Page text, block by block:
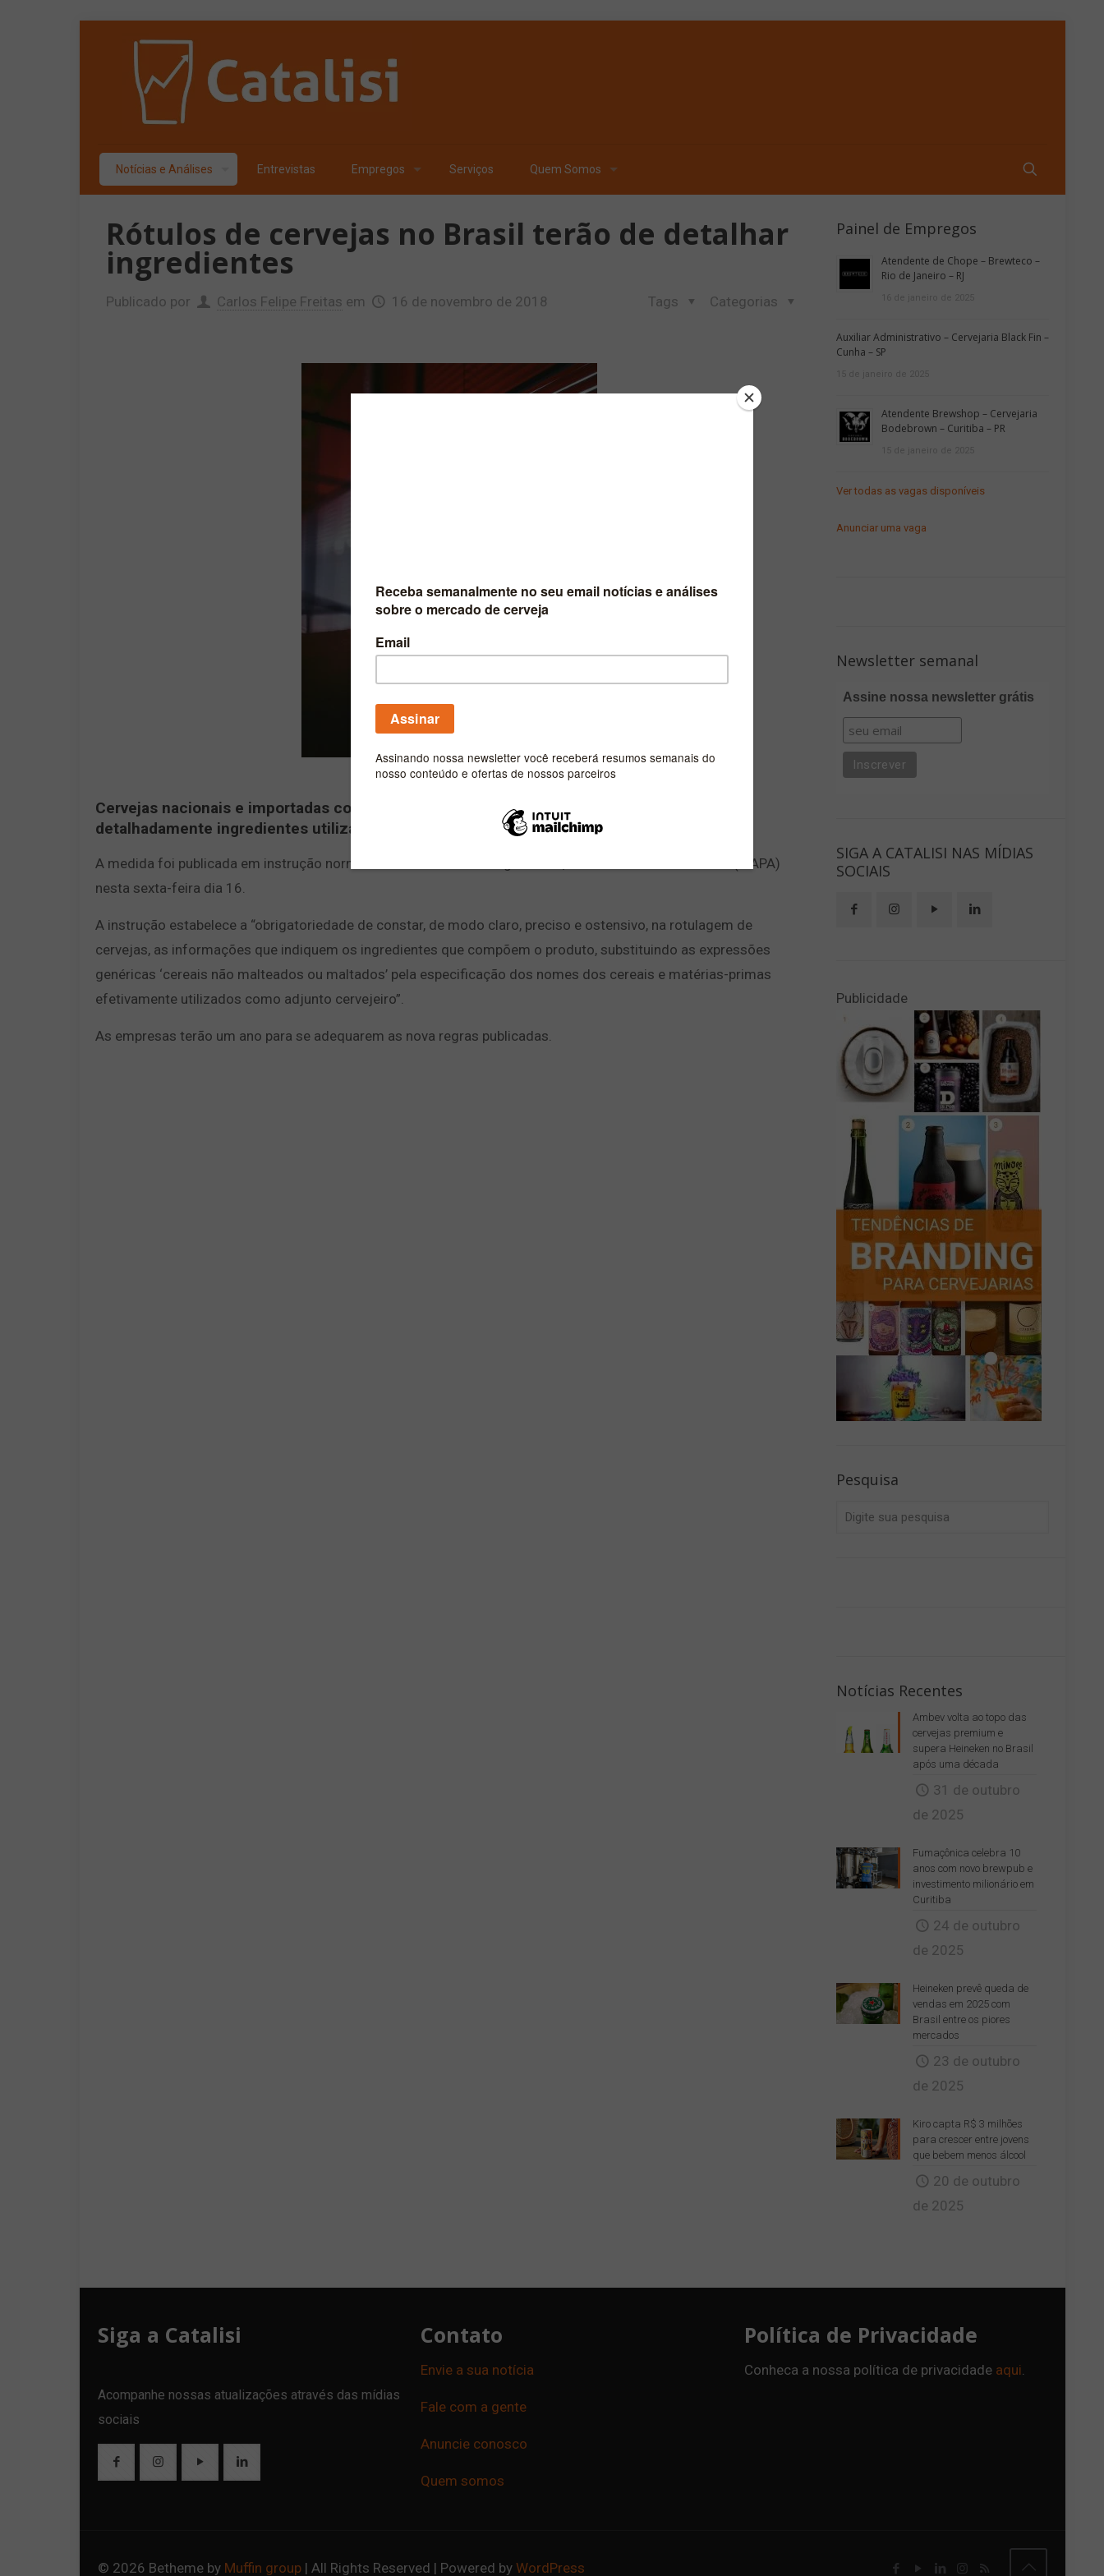
Notícias e Análises Entrevistas Empregos Serviços Quem Somos
Rótulos de cervejas no Brasil terão de detalhar
ingredientes
Publicado por Carlos Felipe Freitas em 16 de novembro de 2018 Categorias
Tags
Cervejas nacionais e importadas comercializadas no Brasil terão de apresentar mais
detalhadamente ingredientes utilizados.
A medida foi publicada em instrução normativa do Ministério da Agricultura, Pecuária e Abastecimento (MAPA)
nesta sexta-feira dia 16.
A instrução estabelece a “obrigatoriedade de constar, de modo claro, preciso e ostensivo, na rotulagem de
cervejas, as informações que indiquem os ingredientes que compõem o produto, substituindo as expressões
genéricas ‘cereais não malteados ou maltados’ pela especificação dos nomes dos cereais e matérias-primas
efetivamente utilizados como adjunto cervejeiro”.
As empresas terão um ano para se adequarem as nova regras publicadas.
Painel de Empregos
Atendente de Chope – Brewteco –
Rio de Janeiro – RJ
Auxiliar Administrativo – Cervejaria Black Fin –
Cunha – SP
Atendente Brewshop – Cervejaria
Bodebrown – Curitiba – PR
Ver todas as vagas disponíveis
Anunciar uma vaga
Newsletter semanal
Assine nossa newsletter grátis
SIGA A CATALISI NAS MÍDIAS
SOCIAIS
Publicidade
Pesquisa
Notícias Recentes
Ambev volta ao topo das
cervejas premium e
supera Heineken no Brasil
após uma década
31 de outubro
de 2025
Fumaçônica celebra 10
anos com novo brewpub e
investimento milionário em
Curitiba
24 de outubro
de 2025
Heineken prevê queda de
vendas em 2025 com
Brasil entre os piores
mercados
23 de outubro
de 2025
Kiro capta R$ 3 milhões
para crescer entre jovens
que bebem menos álcool
20 de outubro
de 2025
Siga a Catalisi
Acompanhe nossas atualizações através das mídias
sociais
Contato
Envie a sua notícia
Fale com a gente
Anuncie conosco
Quem somos
Política de Privacidade
Conheca a nossa política de privacidade aqui.
© 2026 Betheme by Muffin group | All Rights Reserved | Powered by WordPress